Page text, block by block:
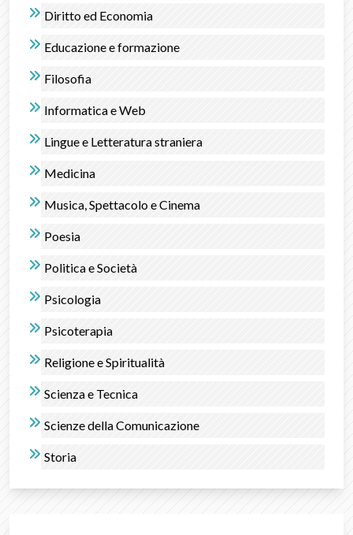
Diritto ed Economia
Educazione e formazione
Filosofia
Informatica e Web
Lingue e Letteratura straniera
Medicina
Musica, Spettacolo e Cinema
Poesia
Politica e Società
Psicologia
Psicoterapia
Religione e Spiritualità
Scienza e Tecnica
Scienze della Comunicazione
Storia